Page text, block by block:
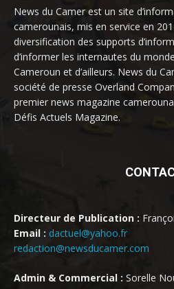
News du Camer est un site
camerounais, mis en service en
diversification des supports
d’informer les internautes du
Cameroun et d’ailleurs. News du
société de presse Overland
premier news magazine
Défis Actuels Magazine.
Directeur de Publication :
Email : dactuel@yahoo.fr
redaction@newsducamer.com
Admin & Commercial : Sorelle